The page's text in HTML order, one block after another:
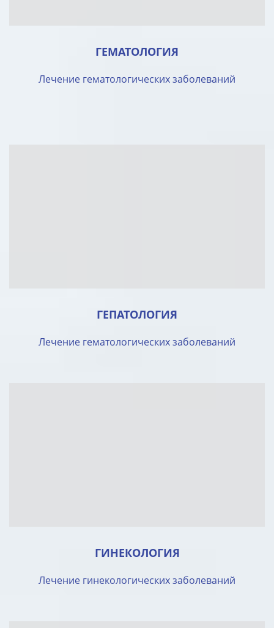
ГЕМАТОЛОГИЯ
Лечение гематологических заболеваний
ГЕПАТОЛОГИЯ
Лечение гематологических заболеваний
ГИНЕКОЛОГИЯ
Лечение гинекологических заболеваний